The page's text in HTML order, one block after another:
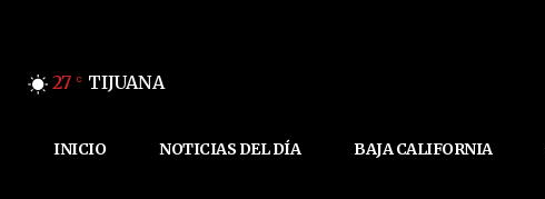
27 C TIJUANA
INICIO NOTICIAS DEL DÍA BAJA CALIFORNIA